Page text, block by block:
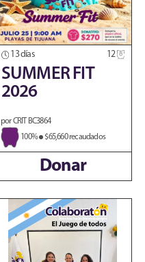
13 días 12
SUMMER FIT
2026
por CRIT BC3864
100%
$65,660 recaudados
Donar